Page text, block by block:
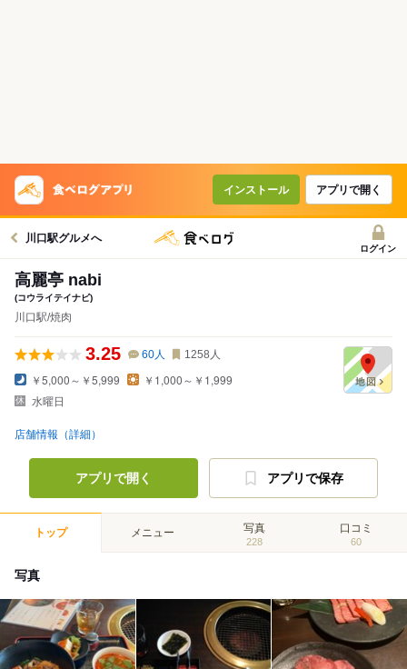
インストール アプリで開く
川口駅グルメへ
ログイン
高麗亭 nabi
(コウライテイナビ)
川口駅/焼肉
3.25 60人 1258 人
￥5,000～￥5,999
￥1,000～￥1,999
水曜日
店舗情報（詳細）
アプリで開く アプリで保存
トップ メニュー 写真
228
口コミ
60
写真